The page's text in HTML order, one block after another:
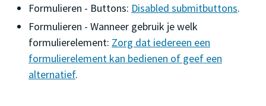
Formulieren - Buttons: Disabled submitbuttons.
Formulieren - Wanneer gebruik je welk
formulierelement: Zorg dat iedereen een
formulierelement kan bedienen of geef een
alternatief.